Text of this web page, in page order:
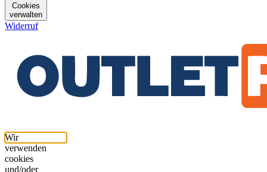
Cookies
verwalten
Widerruf
Wir
verwenden
cookies
und/oder